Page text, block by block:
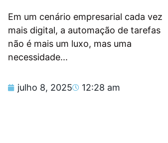
Em um cenário empresarial cada vez
mais digital, a automação de tarefas
não é mais um luxo, mas uma
necessidade...
julho 8, 2025 12:28 am